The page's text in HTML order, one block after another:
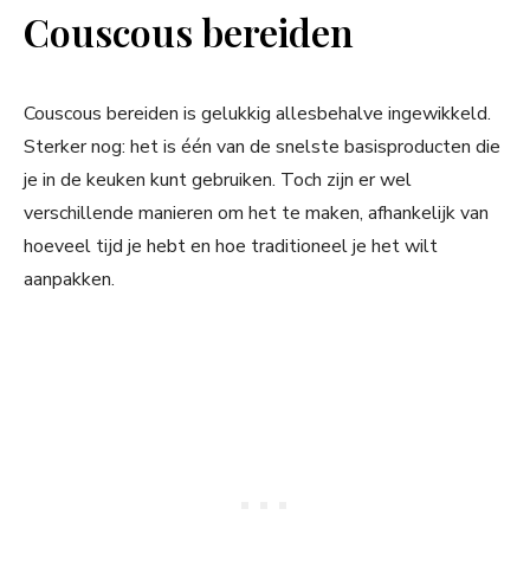
Couscous bereiden
Couscous bereiden is gelukkig allesbehalve ingewikkeld.
Sterker nog: het is één van de snelste basisproducten die
je in de keuken kunt gebruiken. Toch zijn er wel
verschillende manieren om het te maken, afhankelijk van
hoeveel tijd je hebt en hoe traditioneel je het wilt
aanpakken.